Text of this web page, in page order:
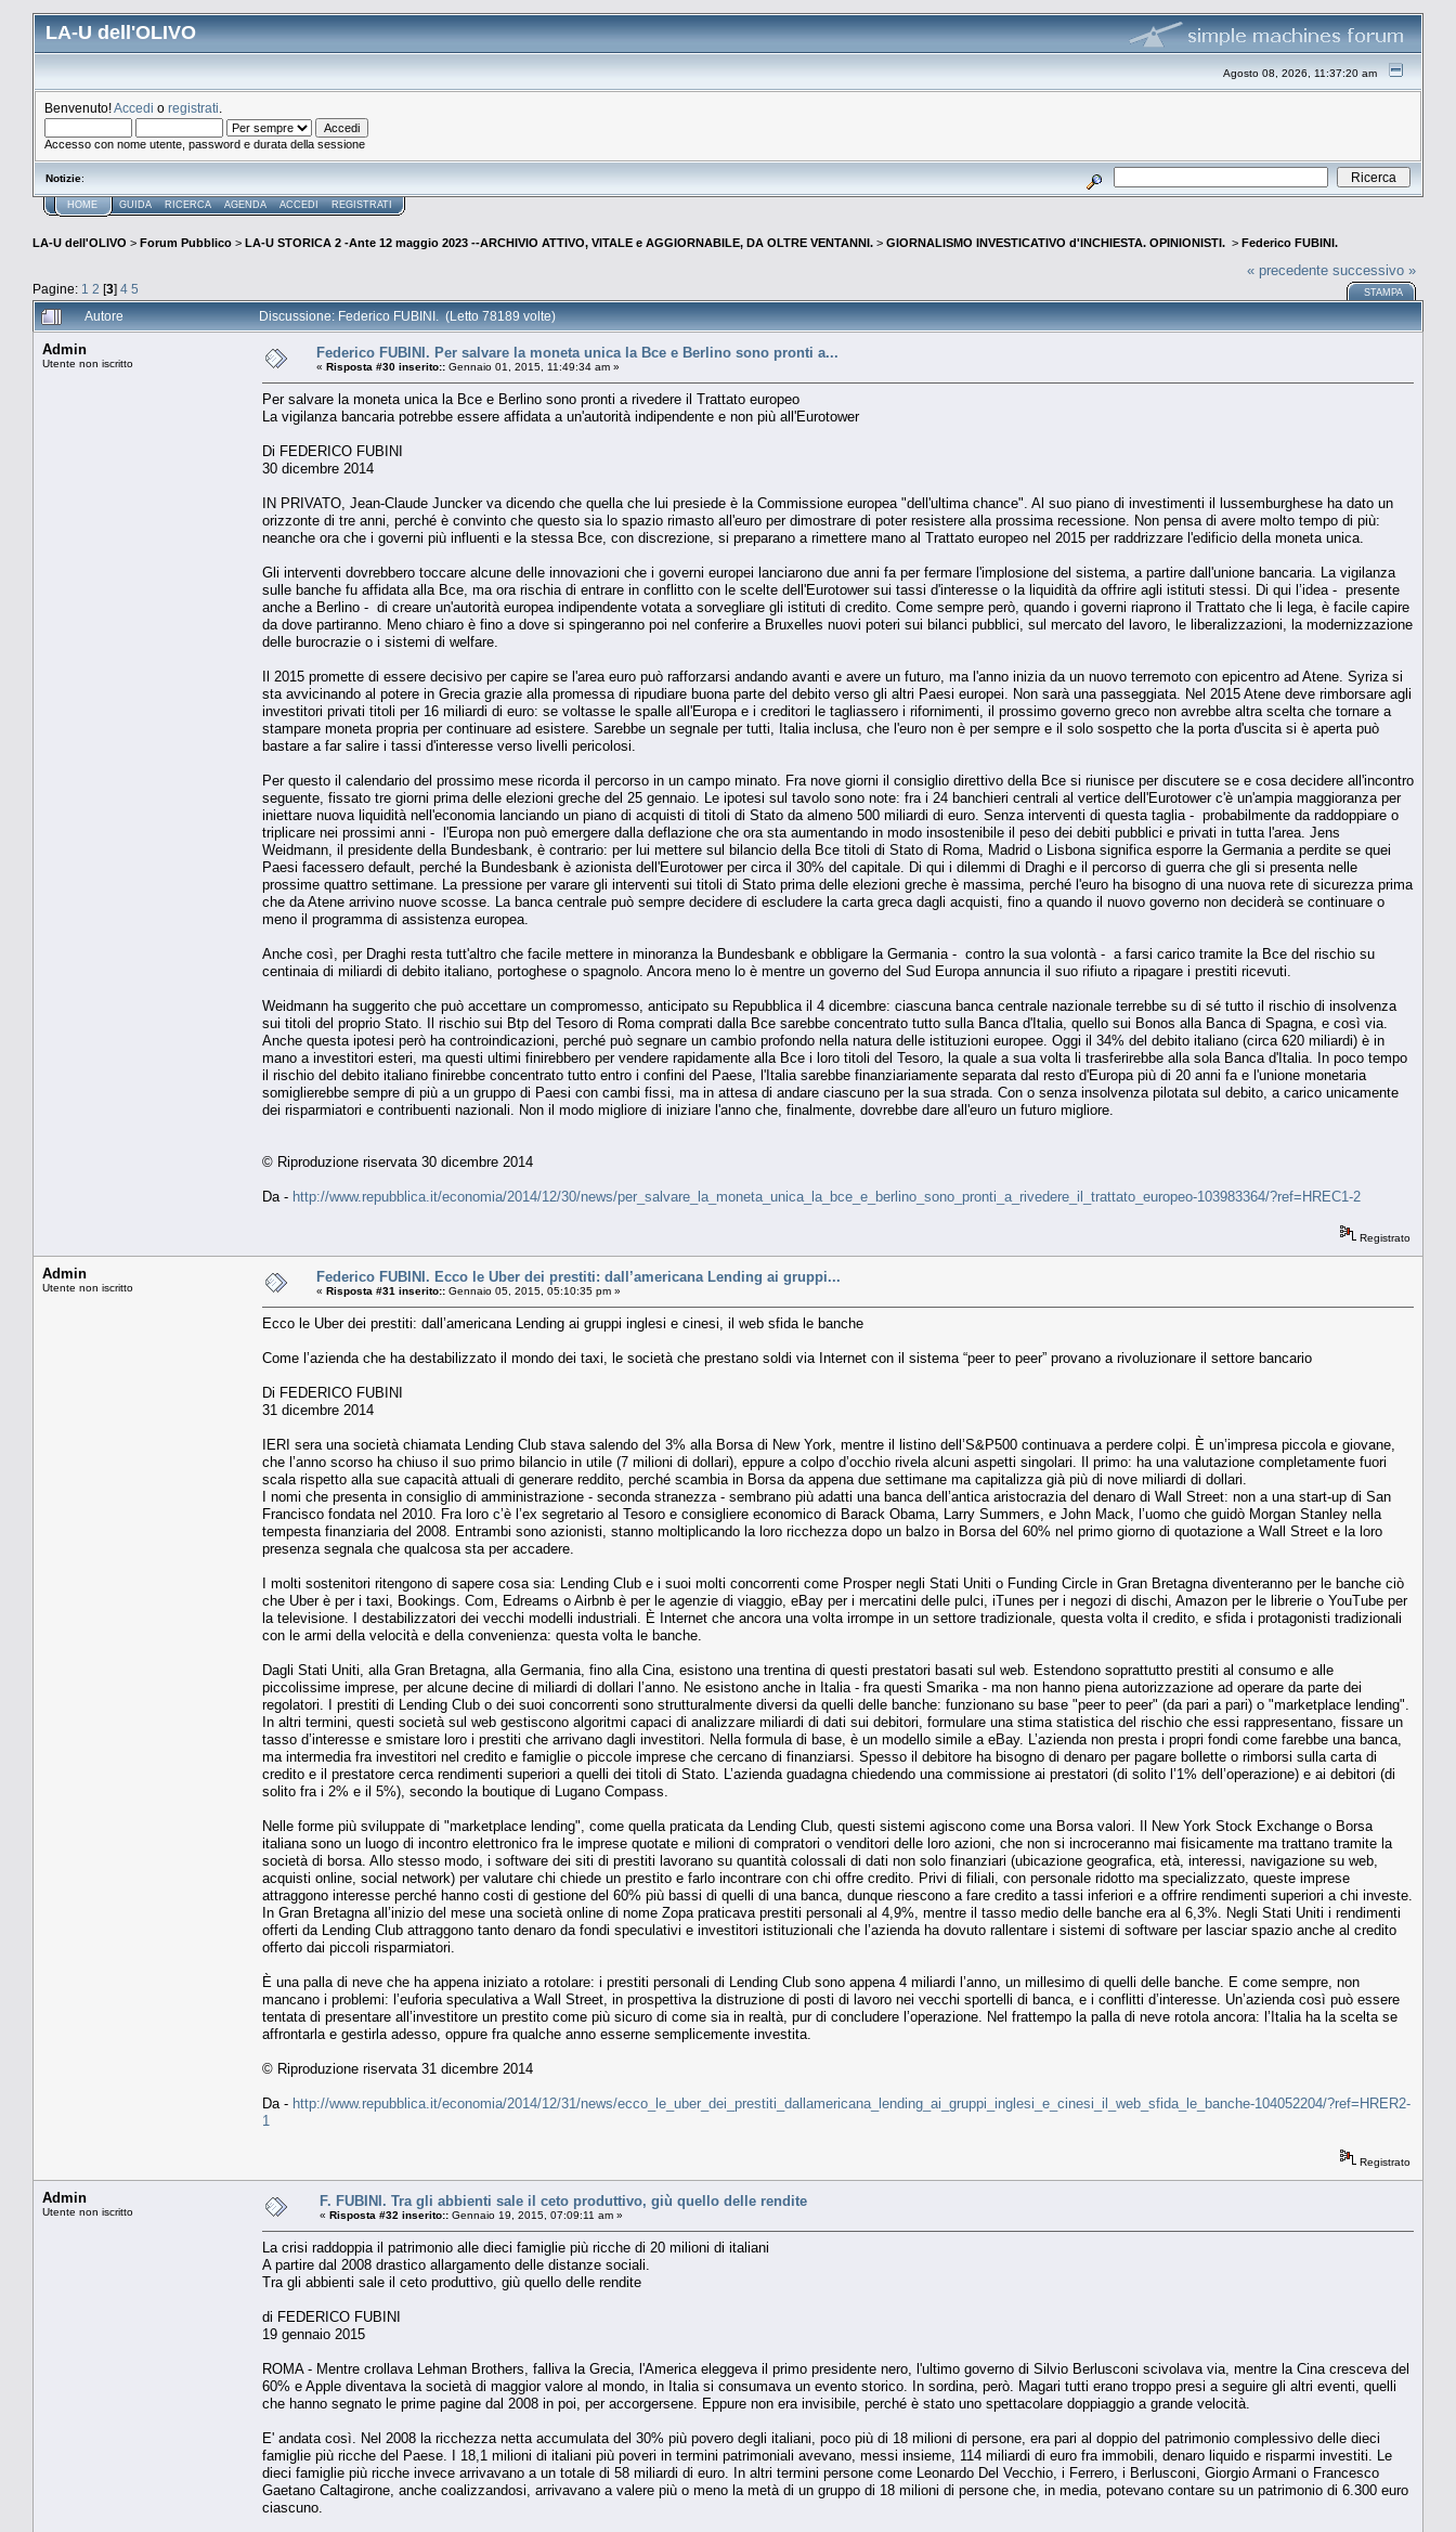
LA-U dell'OLIVO
Agosto 08, 2026, 11:37:20 am
Benvenuto!Accedi o registrati
Accesso con nome utente, password e durata della sessione
Notizie:
HOME GUIDA RICERCA AGENDA ACCEDI REGISTRATI
LA-U dell'OLIVO > Forum Pubblico > LA-U STORICA 2 -Ante 12 maggio 2023 --ARCHIVIO ATTIVO, VITALE e AGGIORNABILE, DA OLTRE VENTANNI. > GIORNALISMO INVESTICATIVO d'INCHIESTA. OPINIONISTI. > Federico FUBINI.
Pagine: 1 2 [3] 4 5
« precedente successivo »
STAMPA
Autore Discussione: Federico FUBINI. (Letto 78189 volte)
Admin
Utente non iscritto
Federico FUBINI. Per salvare la moneta unica la Bce e Berlino sono pronti a...
« Risposta #30 inserito:: Gennaio 01, 2015, 11:49:34 am »
Per salvare la moneta unica la Bce e Berlino sono pronti a rivedere il Trattato europeo
La vigilanza bancaria potrebbe essere affidata a un'autorità indipendente e non più all'Eurotower
Di FEDERICO FUBINI
30 dicembre 2014
IN PRIVATO, Jean-Claude Juncker va dicendo che quella che lui presiede è la Commissione europea "dell'ultima chance". Al suo piano di investimenti il lussemburghese ha dato un
orizzonte di tre anni, perché è convinto che questo sia lo spazio rimasto all'euro per dimostrare di poter resistere alla prossima recessione. Non pensa di avere molto tempo di più:
neanche ora che i governi più influenti e la stessa Bce, con discrezione, si preparano a rimettere mano al Trattato europeo nel 2015 per raddrizzare l'edificio della moneta unica.
Gli interventi dovrebbero toccare alcune delle innovazioni che i governi europei lanciarono due anni fa per fermare l'implosione del sistema, a partire dall'unione bancaria. La vigilanza
sulle banche fu affidata alla Bce, ma ora rischia di entrare in conflitto con le scelte dell'Eurotower sui tassi d'interesse o la liquidità da offrire agli istituti stessi. Di qui l’idea - presente
anche a Berlino - di creare un'autorità europea indipendente votata a sorvegliare gli istituti di credito. Come sempre però, quando i governi riaprono il Trattato che li lega, è facile capire
da dove partiranno. Meno chiaro è fino a dove si spingeranno poi nel conferire a Bruxelles nuovi poteri sui bilanci pubblici, sul mercato del lavoro, le liberalizzazioni, la modernizzazione
delle burocrazie o i sistemi di welfare.
Il 2015 promette di essere decisivo per capire se l'area euro può rafforzarsi andando avanti e avere un futuro, ma l'anno inizia da un nuovo terremoto con epicentro ad Atene. Syriza si
sta avvicinando al potere in Grecia grazie alla promessa di ripudiare buona parte del debito verso gli altri Paesi europei. Non sarà una passeggiata. Nel 2015 Atene deve rimborsare agli
investitori privati titoli per 16 miliardi di euro: se voltasse le spalle all'Europa e i creditori le tagliassero i rifornimenti, il prossimo governo greco non avrebbe altra scelta che tornare a
stampare moneta propria per continuare ad esistere. Sarebbe un segnale per tutti, Italia inclusa, che l'euro non è per sempre e il solo sospetto che la porta d'uscita si è aperta può
bastare a far salire i tassi d'interesse verso livelli pericolosi.
Per questo il calendario del prossimo mese ricorda il percorso in un campo minato. Fra nove giorni il consiglio direttivo della Bce si riunisce per discutere se e cosa decidere all'incontro
seguente, fissato tre giorni prima delle elezioni greche del 25 gennaio. Le ipotesi sul tavolo sono note: fra i 24 banchieri centrali al vertice dell'Eurotower c'è un'ampia maggioranza per
iniettare nuova liquidità nell'economia lanciando un piano di acquisti di titoli di Stato da almeno 500 miliardi di euro. Senza interventi di questa taglia - probabilmente da raddoppiare o
triplicare nei prossimi anni - l'Europa non può emergere dalla deflazione che ora sta aumentando in modo insostenibile il peso dei debiti pubblici e privati in tutta l'area. Jens
Weidmann, il presidente della Bundesbank, è contrario: per lui mettere sul bilancio della Bce titoli di Stato di Roma, Madrid o Lisbona significa esporre la Germania a perdite se quei
Paesi facessero default, perché la Bundesbank è azionista dell'Eurotower per circa il 30% del capitale. Di qui i dilemmi di Draghi e il percorso di guerra che gli si presenta nelle
prossime quattro settimane. La pressione per varare gli interventi sui titoli di Stato prima delle elezioni greche è massima, perché l'euro ha bisogno di una nuova rete di sicurezza prima
che da Atene arrivino nuove scosse. La banca centrale può sempre decidere di escludere la carta greca dagli acquisti, fino a quando il nuovo governo non deciderà se continuare o
meno il programma di assistenza europea.
Anche così, per Draghi resta tutt'altro che facile mettere in minoranza la Bundesbank e obbligare la Germania - contro la sua volontà - a farsi carico tramite la Bce del rischio su
centinaia di miliardi di debito italiano, portoghese o spagnolo. Ancora meno lo è mentre un governo del Sud Europa annuncia il suo rifiuto a ripagare i prestiti ricevuti.
Weidmann ha suggerito che può accettare un compromesso, anticipato su Repubblica il 4 dicembre: ciascuna banca centrale nazionale terrebbe su di sé tutto il rischio di insolvenza
sui titoli del proprio Stato. Il rischio sui Btp del Tesoro di Roma comprati dalla Bce sarebbe concentrato tutto sulla Banca d'Italia, quello sui Bonos alla Banca di Spagna, e così via.
Anche questa ipotesi però ha controindicazioni, perché può segnare un cambio profondo nella natura delle istituzioni europee. Oggi il 34% del debito italiano (circa 620 miliardi) è in
mano a investitori esteri, ma questi ultimi finirebbero per vendere rapidamente alla Bce i loro titoli del Tesoro, la quale a sua volta li trasferirebbe alla sola Banca d'Italia. In poco tempo
il rischio del debito italiano finirebbe concentrato tutto entro i confini del Paese, l'Italia sarebbe finanziariamente separata dal resto d'Europa più di 20 anni fa e l'unione monetaria
somiglierebbe sempre di più a un gruppo di Paesi con cambi fissi, ma in attesa di andare ciascuno per la sua strada. Con o senza insolvenza pilotata sul debito, a carico unicamente
dei risparmiatori e contribuenti nazionali. Non il modo migliore di iniziare l'anno che, finalmente, dovrebbe dare all'euro un futuro migliore.
© Riproduzione riservata 30 dicembre 2014
Da - http://www.repubblica.it/economia/2014/12/30/news/per_salvare_la_moneta_unica_la_bce_e_berlino_sono_pronti_a_rivedere_il_trattato_europeo-103983364/?ref=HREC1-2
Registrato
Admin
Utente non iscritto
Federico FUBINI. Ecco le Uber dei prestiti: dall’americana Lending ai gruppi...
« Risposta #31 inserito:: Gennaio 05, 2015, 05:10:35 pm »
Ecco le Uber dei prestiti: dall’americana Lending ai gruppi inglesi e cinesi, il web sfida le banche
Come l’azienda che ha destabilizzato il mondo dei taxi, le società che prestano soldi via Internet con il sistema “peer to peer” provano a rivoluzionare il settore bancario
Di FEDERICO FUBINI
31 dicembre 2014
IERI sera una società chiamata Lending Club stava salendo del 3% alla Borsa di New York, mentre il listino dell’S&P500 continuava a perdere colpi. È un’impresa piccola e giovane,
che l’anno scorso ha chiuso il suo primo bilancio in utile (7 milioni di dollari), eppure a colpo d’occhio rivela alcuni aspetti singolari. Il primo: ha una valutazione completamente fuori
scala rispetto alla sue capacità attuali di generare reddito, perché scambia in Borsa da appena due settimane ma capitalizza già più di nove miliardi di dollari.
I nomi che presenta in consiglio di amministrazione - seconda stranezza - sembrano più adatti una banca dell’antica aristocrazia del denaro di Wall Street: non a una start-up di San
Francisco fondata nel 2010. Fra loro c’è l’ex segretario al Tesoro e consigliere economico di Barack Obama, Larry Summers, e John Mack, l’uomo che guidò Morgan Stanley nella
tempesta finanziaria del 2008. Entrambi sono azionisti, stanno moltiplicando la loro ricchezza dopo un balzo in Borsa del 60% nel primo giorno di quotazione a Wall Street e la loro
presenza segnala che qualcosa sta per accadere.
I molti sostenitori ritengono di sapere cosa sia: Lending Club e i suoi molti concorrenti come Prosper negli Stati Uniti o Funding Circle in Gran Bretagna diventeranno per le banche ciò
che Uber è per i taxi, Bookings. Com, Edreams o Airbnb è per le agenzie di viaggio, eBay per i mercatini delle pulci, iTunes per i negozi di dischi, Amazon per le librerie o YouTube per
la televisione. I destabilizzatori dei vecchi modelli industriali. È Internet che ancora una volta irrompe in un settore tradizionale, questa volta il credito, e sfida i protagonisti tradizionali
con le armi della velocità e della convenienza: questa volta le banche.
Dagli Stati Uniti, alla Gran Bretagna, alla Germania, fino alla Cina, esistono una trentina di questi prestatori basati sul web. Estendono soprattutto prestiti al consumo e alle
piccolissime imprese, per alcune decine di miliardi di dollari l’anno. Ne esistono anche in Italia - fra questi Smarika - ma non hanno piena autorizzazione ad operare da parte dei
regolatori. I prestiti di Lending Club o dei suoi concorrenti sono strutturalmente diversi da quelli delle banche: funzionano su base "peer to peer" (da pari a pari) o "marketplace lending".
In altri termini, questi società sul web gestiscono algoritmi capaci di analizzare miliardi di dati sui debitori, formulare una stima statistica del rischio che essi rappresentano, fissare un
tasso d’interesse e smistare loro i prestiti che arrivano dagli investitori. Nella formula di base, è un modello simile a eBay. L’azienda non presta i propri fondi come farebbe una banca,
ma intermedia fra investitori nel credito e famiglie o piccole imprese che cercano di finanziarsi. Spesso il debitore ha bisogno di denaro per pagare bollette o rimborsi sulla carta di
credito e il prestatore cerca rendimenti superiori a quelli dei titoli di Stato. L’azienda guadagna chiedendo una commissione ai prestatori (di solito l’1% dell’operazione) e ai debitori (di
solito fra i 2% e il 5%), secondo la boutique di Lugano Compass.
Nelle forme più sviluppate di "marketplace lending", come quella praticata da Lending Club, questi sistemi agiscono come una Borsa valori. Il New York Stock Exchange o Borsa
italiana sono un luogo di incontro elettronico fra le imprese quotate e milioni di compratori o venditori delle loro azioni, che non si incroceranno mai fisicamente ma trattano tramite la
società di borsa. Allo stesso modo, i software dei siti di prestiti lavorano su quantità colossali di dati non solo finanziari (ubicazione geografica, età, interessi, navigazione su web,
acquisti online, social network) per valutare chi chiede un prestito e farlo incontrare con chi offre credito. Privi di filiali, con personale ridotto ma specializzato, queste imprese
attraggono interesse perché hanno costi di gestione del 60% più bassi di quelli di una banca, dunque riescono a fare credito a tassi inferiori e a offrire rendimenti superiori a chi investe.
In Gran Bretagna all’inizio del mese una società online di nome Zopa praticava prestiti personali al 4,9%, mentre il tasso medio delle banche era al 6,3%. Negli Stati Uniti i rendimenti
offerti da Lending Club attraggono tanto denaro da fondi speculativi e investitori istituzionali che l’azienda ha dovuto rallentare i sistemi di software per lasciar spazio anche al credito
offerto dai piccoli risparmiatori.
È una palla di neve che ha appena iniziato a rotolare: i prestiti personali di Lending Club sono appena 4 miliardi l’anno, un millesimo di quelli delle banche. E come sempre, non
mancano i problemi: l’euforia speculativa a Wall Street, in prospettiva la distruzione di posti di lavoro nei vecchi sportelli di banca, e i conflitti d’interesse. Un’azienda così può essere
tentata di presentare all’investitore un prestito come più sicuro di come sia in realtà, pur di concludere l’operazione. Nel frattempo la palla di neve rotola ancora: l’Italia ha la scelta se
affrontarla e gestirla adesso, oppure fra qualche anno esserne semplicemente investita.
© Riproduzione riservata 31 dicembre 2014
Da - http://www.repubblica.it/economia/2014/12/31/news/ecco_le_uber_dei_prestiti_dallamericana_lending_ai_gruppi_inglesi_e_cinesi_il_web_sfida_le_banche-104052204/?ref=HRER2-
1
Registrato
Admin
Utente non iscritto
F. FUBINI. Tra gli abbienti sale il ceto produttivo, giù quello delle rendite
« Risposta #32 inserito:: Gennaio 19, 2015, 07:09:11 am »
La crisi raddoppia il patrimonio alle dieci famiglie più ricche di 20 milioni di italiani
A partire dal 2008 drastico allargamento delle distanze sociali.
Tra gli abbienti sale il ceto produttivo, giù quello delle rendite
di FEDERICO FUBINI
19 gennaio 2015
ROMA - Mentre crollava Lehman Brothers, falliva la Grecia, l'America eleggeva il primo presidente nero, l'ultimo governo di Silvio Berlusconi scivolava via, mentre la Cina cresceva del
60% e Apple diventava la società di maggior valore al mondo, in Italia si consumava un evento storico. In sordina, però. Magari tutti erano troppo presi a seguire gli altri eventi, quelli
che hanno segnato le prime pagine dal 2008 in poi, per accorgersene. Eppure non era invisibile, perché è stato uno spettacolare doppiaggio a grande velocità.
E' andata così. Nel 2008 la ricchezza netta accumulata del 30% più povero degli italiani, poco più di 18 milioni di persone, era pari al doppio del patrimonio complessivo delle dieci
famiglie più ricche del Paese. I 18,1 milioni di italiani più poveri in termini patrimoniali avevano, messi insieme, 114 miliardi di euro fra immobili, denaro liquido e risparmi investiti. Le
dieci famiglie più ricche invece arrivavano a un totale di 58 miliardi di euro. In altri termini persone come Leonardo Del Vecchio, i Ferrero, i Berlusconi, Giorgio Armani o Francesco
Gaetano Caltagirone, anche coalizzandosi, arrivavano a valere più o meno la metà di un gruppo di 18 milioni di persone che, in media, potevano contare su un patrimonio di 6.300 euro
ciascuno.